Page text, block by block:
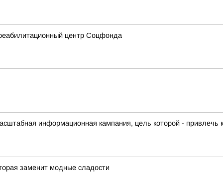
центр Соцфонда
информационная кампания, цель которой -
заменит модные сладости